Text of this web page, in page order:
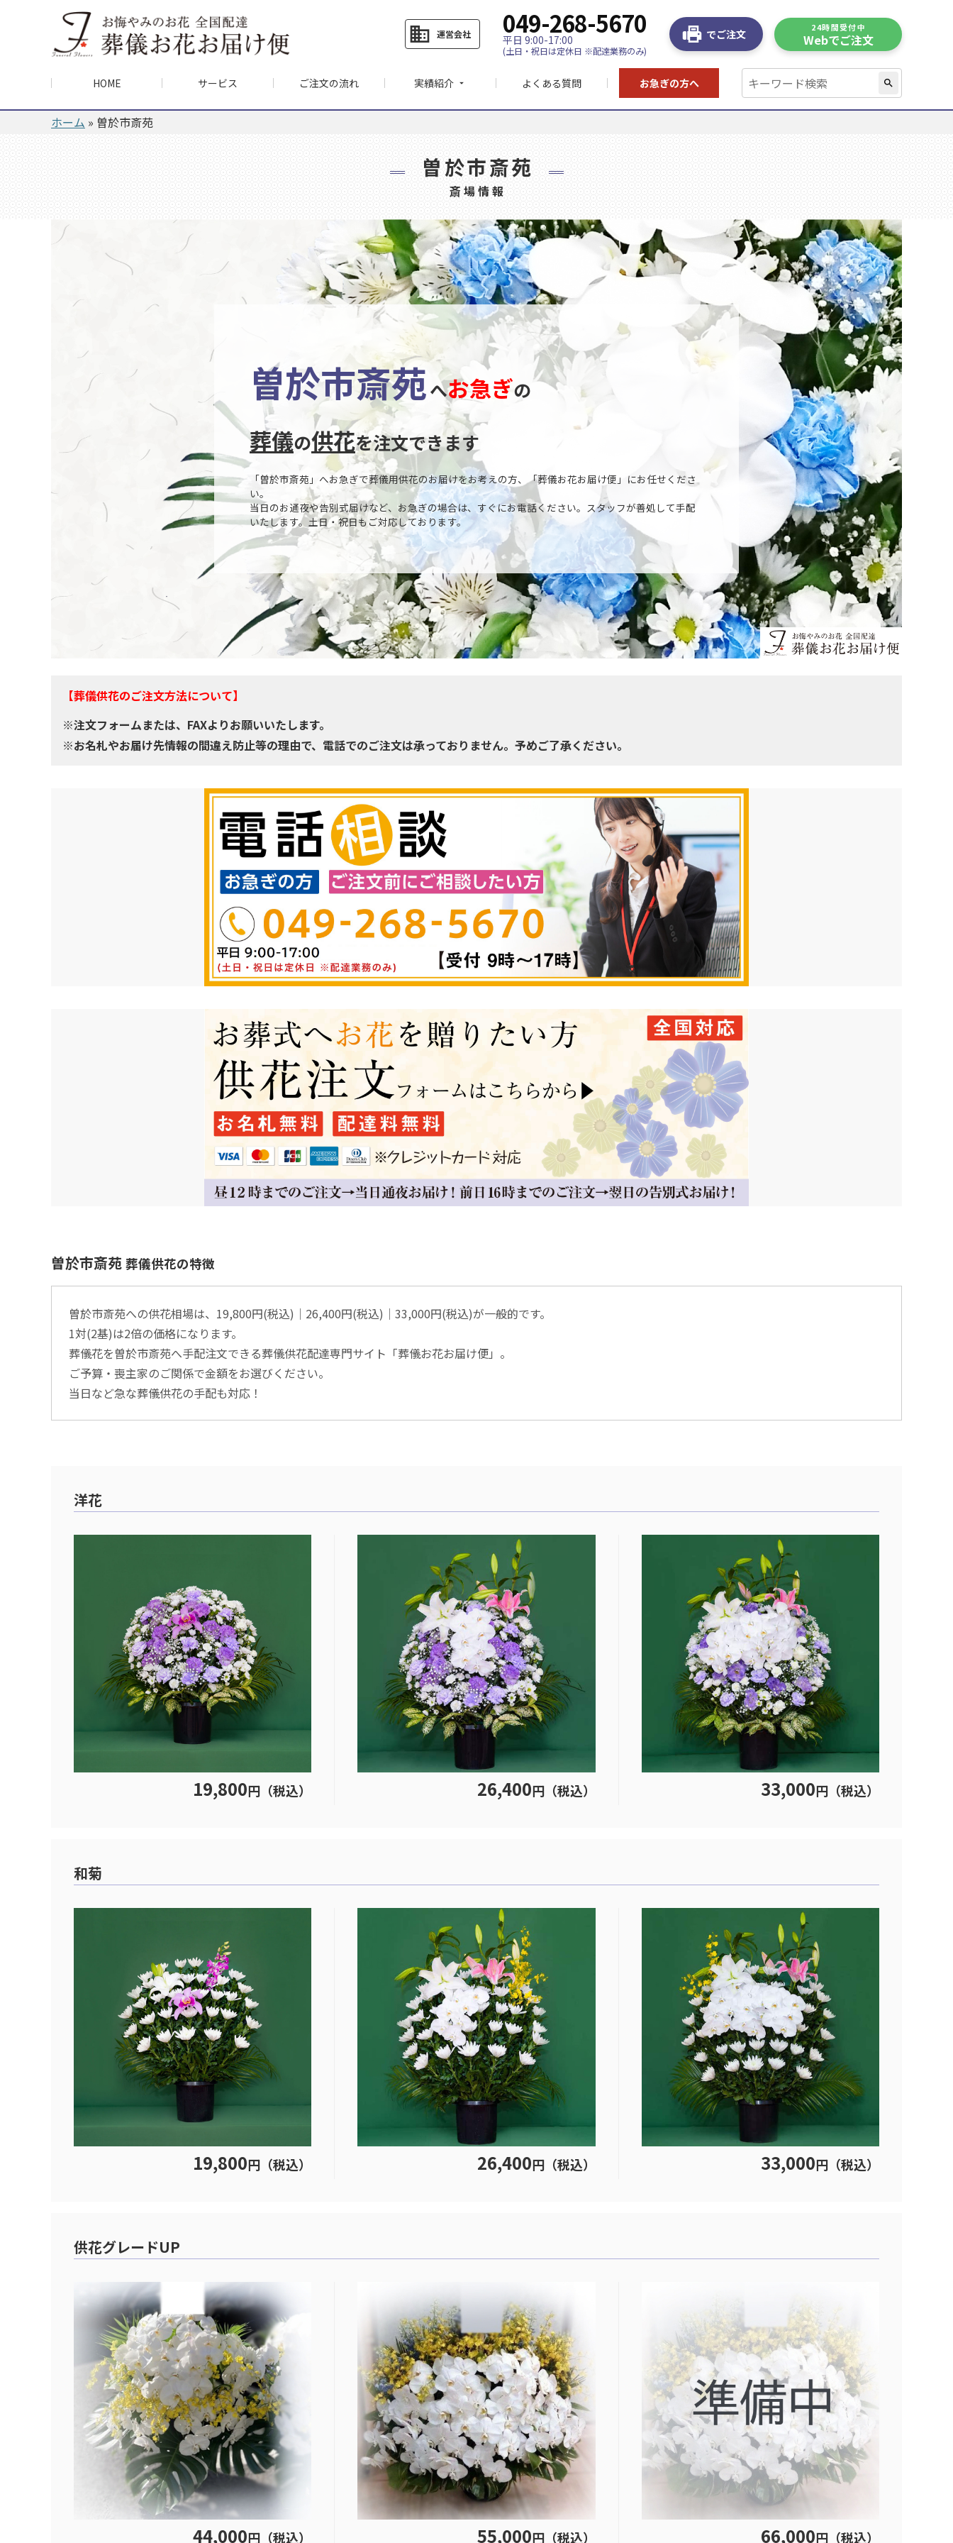
business 運営会社 049-268-5670
平日 9:00-17:00
(土日・祝日は定休日 ※配達業務のみ)
でご注文
24時間受付中
Webでご注文
search
HOME サービス ご注文の流れ 実績紹介 arrow_drop_down よくある質問 お急ぎの方へ
ホーム » 曽於市斎苑
曽於市斎苑
斎場情報
曽於市斎苑へお急ぎの
葬儀の供花を注文できます
「曽於市斎苑」へお急ぎで葬儀用供花のお届けをお考えの方、「葬儀お花お届け便」にお任せくださ
い。
当日のお通夜や告別式届けなど、お急ぎの場合は、すぐにお電話ください。スタッフが善処して手配
いたします。土日・祝日もご対応しております。
【葬儀供花のご注文方法について】
※注文フォームまたは、FAXよりお願いいたします。
※お名札やお届け先情報の間違え防止等の理由で、電話でのご注文は承っておりません。予めご了承ください。
曽於市斎苑 葬儀供花の特徴
曽於市斎苑への供花相場は、19,800円(税込)│26,400円(税込)│33,000円(税込)が一般的です。
1対(2基)は2倍の価格になります。
葬儀花を曽於市斎苑へ手配注文できる葬儀供花配達専門サイト「葬儀お花お届け便」。
ご予算・喪主家のご関係で金額をお選びください。
当日など急な葬儀供花の手配も対応！
洋花
19,800円（税込） 26,400円（税込） 33,000円（税込）
和菊
19,800円（税込） 26,400円（税込） 33,000円（税込）
供花グレードUP
44,000円（税込） 55,000円（税込） 66,000円（税込）